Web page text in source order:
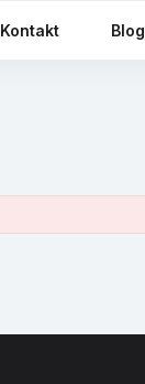
Kontakt Blog